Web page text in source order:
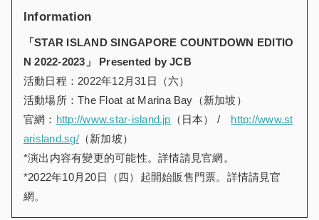
Information
「STAR ISLAND SINGAPORE COUNTDOWN EDITIO
N 2022-2023 」
Presented by JCB
活動日程：2022年12月31日（六）
活動場所：The Float at Marina Bay（新加坡）
官網： http://www.star-island.jp （日本） / http://www.st
arisland.sg/（新加坡）
*演出内容有變更的可能性。詳情請見官網。
*2022年10月20日（四）起開始販售門票。詳情請見官
網。